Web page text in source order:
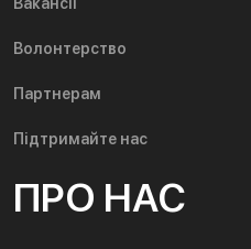
Волонтерство
Партнерам
Підтримайте нас
ПРО НАС